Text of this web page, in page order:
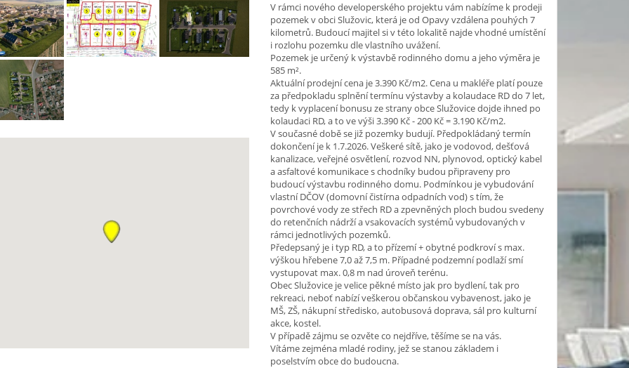
V rámci nového developerského projektu vám nabízíme k prodeji
pozemek v obci Služovic, která je od Opavy vzdálena pouhých 7
kilometrů. Budoucí majitel si v této lokalitě najde vhodné umístění
i rozlohu pozemku dle vlastního uvážení.
Pozemek je určený k výstavbě rodinného domu a jeho výměra je
585 m².
Aktuální prodejní cena je 3.390 Kč/m2. Cena u makléře platí pouze
za předpokladu splnění termínu výstavby a kolaudace RD do 7 let,
tedy k vyplacení bonusu ze strany obce Služovice dojde ihned po
kolaudaci RD, a to ve výši 3.390 Kč - 200 Kč = 3.190 Kč/m2.
V současné době se již pozemky budují. Předpokládaný termín
dokončení je k 1.7.2026. Veškeré sítě, jako je vodovod, dešťová
kanalizace, veřejné osvětlení, rozvod NN, plynovod, optický kabel
a asfaltové komunikace s chodníky budou připraveny pro
budoucí výstavbu rodinného domu. Podmínkou je vybudování
vlastní DČOV (domovní čistírna odpadních vod) s tím, že
povrchové vody ze střech RD a zpevněných ploch budou svedeny
do retenčních nádrží a vsakovacích systémů vybudovaných v
rámci jednotlivých pozemků.
Předepsaný je i typ RD, a to přízemí + obytné podkroví s max.
výškou hřebene 7,0 až 7,5 m. Případné podzemní podlaží smí
vystupovat max. 0,8 m nad úroveň terénu.
Obec Služovice je velice pěkné místo jak pro bydlení, tak pro
rekreaci, neboť nabízí veškerou občanskou vybavenost, jako je
MŠ, ZŠ, nákupní středisko, autobusová doprava, sál pro kulturní
akce, kostel.
V případě zájmu se ozvěte co nejdříve, těšíme se na vás.
Vítáme zejména mladé rodiny, jež se stanou základem i
poselstvím obce do budoucna.